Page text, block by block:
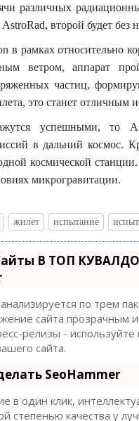
различных
второй будет без
в рамках относительно
ветром, аппарат
частиц,
это станет отличным
успешными, то
в дальний космос.
космической
микрогравитации.
жилет испытание
В ТОП
по трем
сайта прозрачным
релизы -
сайта.
SeoHammer
один клик,
степенью качества у